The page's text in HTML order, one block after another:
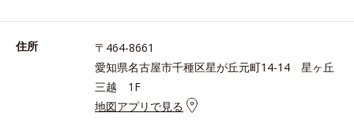
住所
〒464-8661
愛知県名古屋市千種区星が丘元町14-14 星ヶ丘
三越 1F
地図アプリで見る